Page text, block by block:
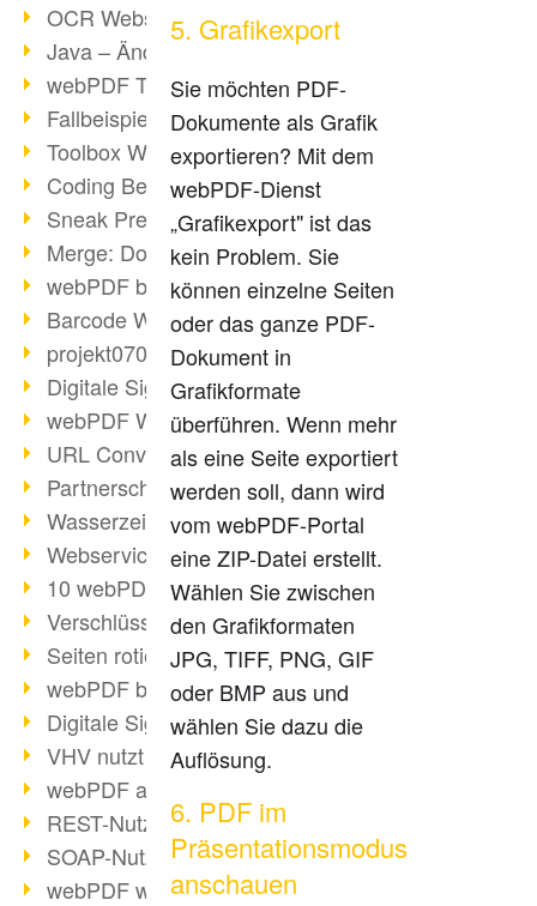
OCR Webservice
Java – Änderungen der Bedingungen
webPDF Toolbox Description
Fallbeispiel: Fusion von Archiven
Toolbox WebService Extraction
Coding Beispiel: Annotationen
Sneak Preview des webPDF Portals
Merge: Dokumente zusammenfügen
webPDF bei Infoniqa
Barcode Webservice
projekt0708 & webPDF
Digitale Signaturen - Teil 3
webPDF Webservices Signature
URL Converter mit wsclient
Partnerschaft mit d.vinci
Wasserzeichen per wsclient
Webservice via Ant-Task Bibliothek
10 webPDF Vorteile für Entwickler
Verschlüsselung mit wsclient
Seiten rotieren mit wsclient
webPDF bei Würth Finance
Digitale Signaturen - Teil 2
VHV nutzt webPDF Preview
webPDF als Docker-Container
REST-Nutzung mit webPDF wsclient
SOAP-Nutzung mit webPDF wsclient
webPDF wsclient für Java
5. Grafikexport
Sie möchten PDF-
Dokumente als Grafik
exportieren? Mit dem
webPDF-Dienst
„Grafikexport" ist das
kein Problem. Sie
können einzelne Seiten
oder das ganze PDF-
Dokument in
Grafikformate
überführen. Wenn mehr
als eine Seite exportiert
werden soll, dann wird
vom webPDF-Portal
eine ZIP-Datei erstellt.
Wählen Sie zwischen
den Grafikformaten
JPG, TIFF, PNG, GIF
oder BMP aus und
wählen Sie dazu die
Auflösung.
6. PDF im
Präsentationsmodus
anschauen